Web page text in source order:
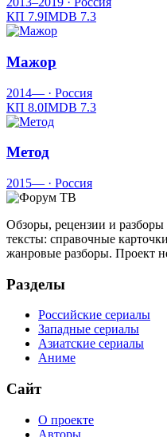
КП 7.9IMDB 7.3
Мажор
2014— · Россия
КП 8.0IMDB 7.3
Метод
2015— · Россия
Обзоры, рецензии и
тексты: справочные
жанровые разборы. Проект
Разделы
Российские сериалы
Западные сериалы
Азиатские сериалы
Аниме
Сайт
О проекте
Авторы